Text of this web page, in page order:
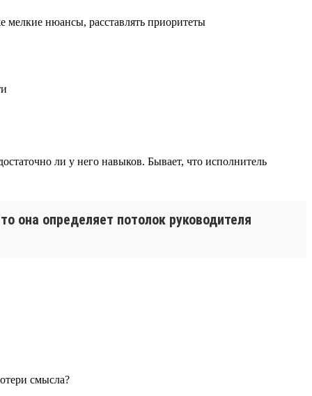
мелкие нюансы, расставлять приоритеты
ли у него навыков. Бывает, что исполнитель
она определяет потолок руководителя
смысла?